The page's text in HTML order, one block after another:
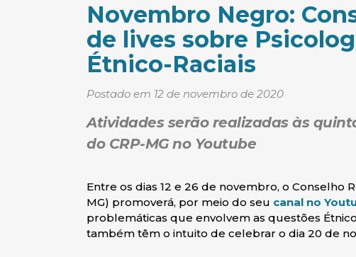
Novembro Negro:
de lives sobre
Étnico-Raciais
Postado em 12 de novembro de 2020
Atividades serão realizadas às
do CRP-MG no Youtube
Entre os dias 12 e 26 de novembro, o Conselho
MG) promoverá, por meio do seu canal no
problemáticas que envolvem as questões
também têm o intuito de celebrar o dia 20 de